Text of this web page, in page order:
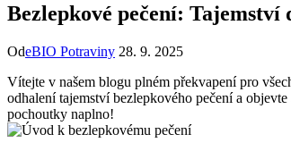
Bezlepkové pečení: Tajemství
OdeBIO Potraviny 28. 9. 2025
Vítejte v našem blogu plném překvapení pro
odhalení tajemství ‍bezlepkového pečení ⁤a
pochoutky naplno!